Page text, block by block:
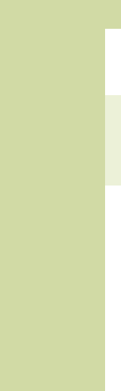
RYCHLOVKY